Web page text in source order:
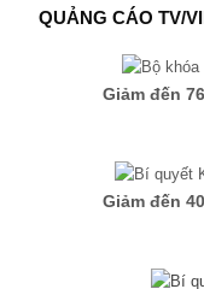
QUẢNG CÁO TV/
Giảm đến
Giảm đến